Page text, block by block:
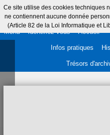
Ce site utilise des cookies techniques
ne contiennent aucune donnée
(Article 82 de la Loi Informatique et
Menu Identifiez-vous Accueil
Infos pratiques
Trésors